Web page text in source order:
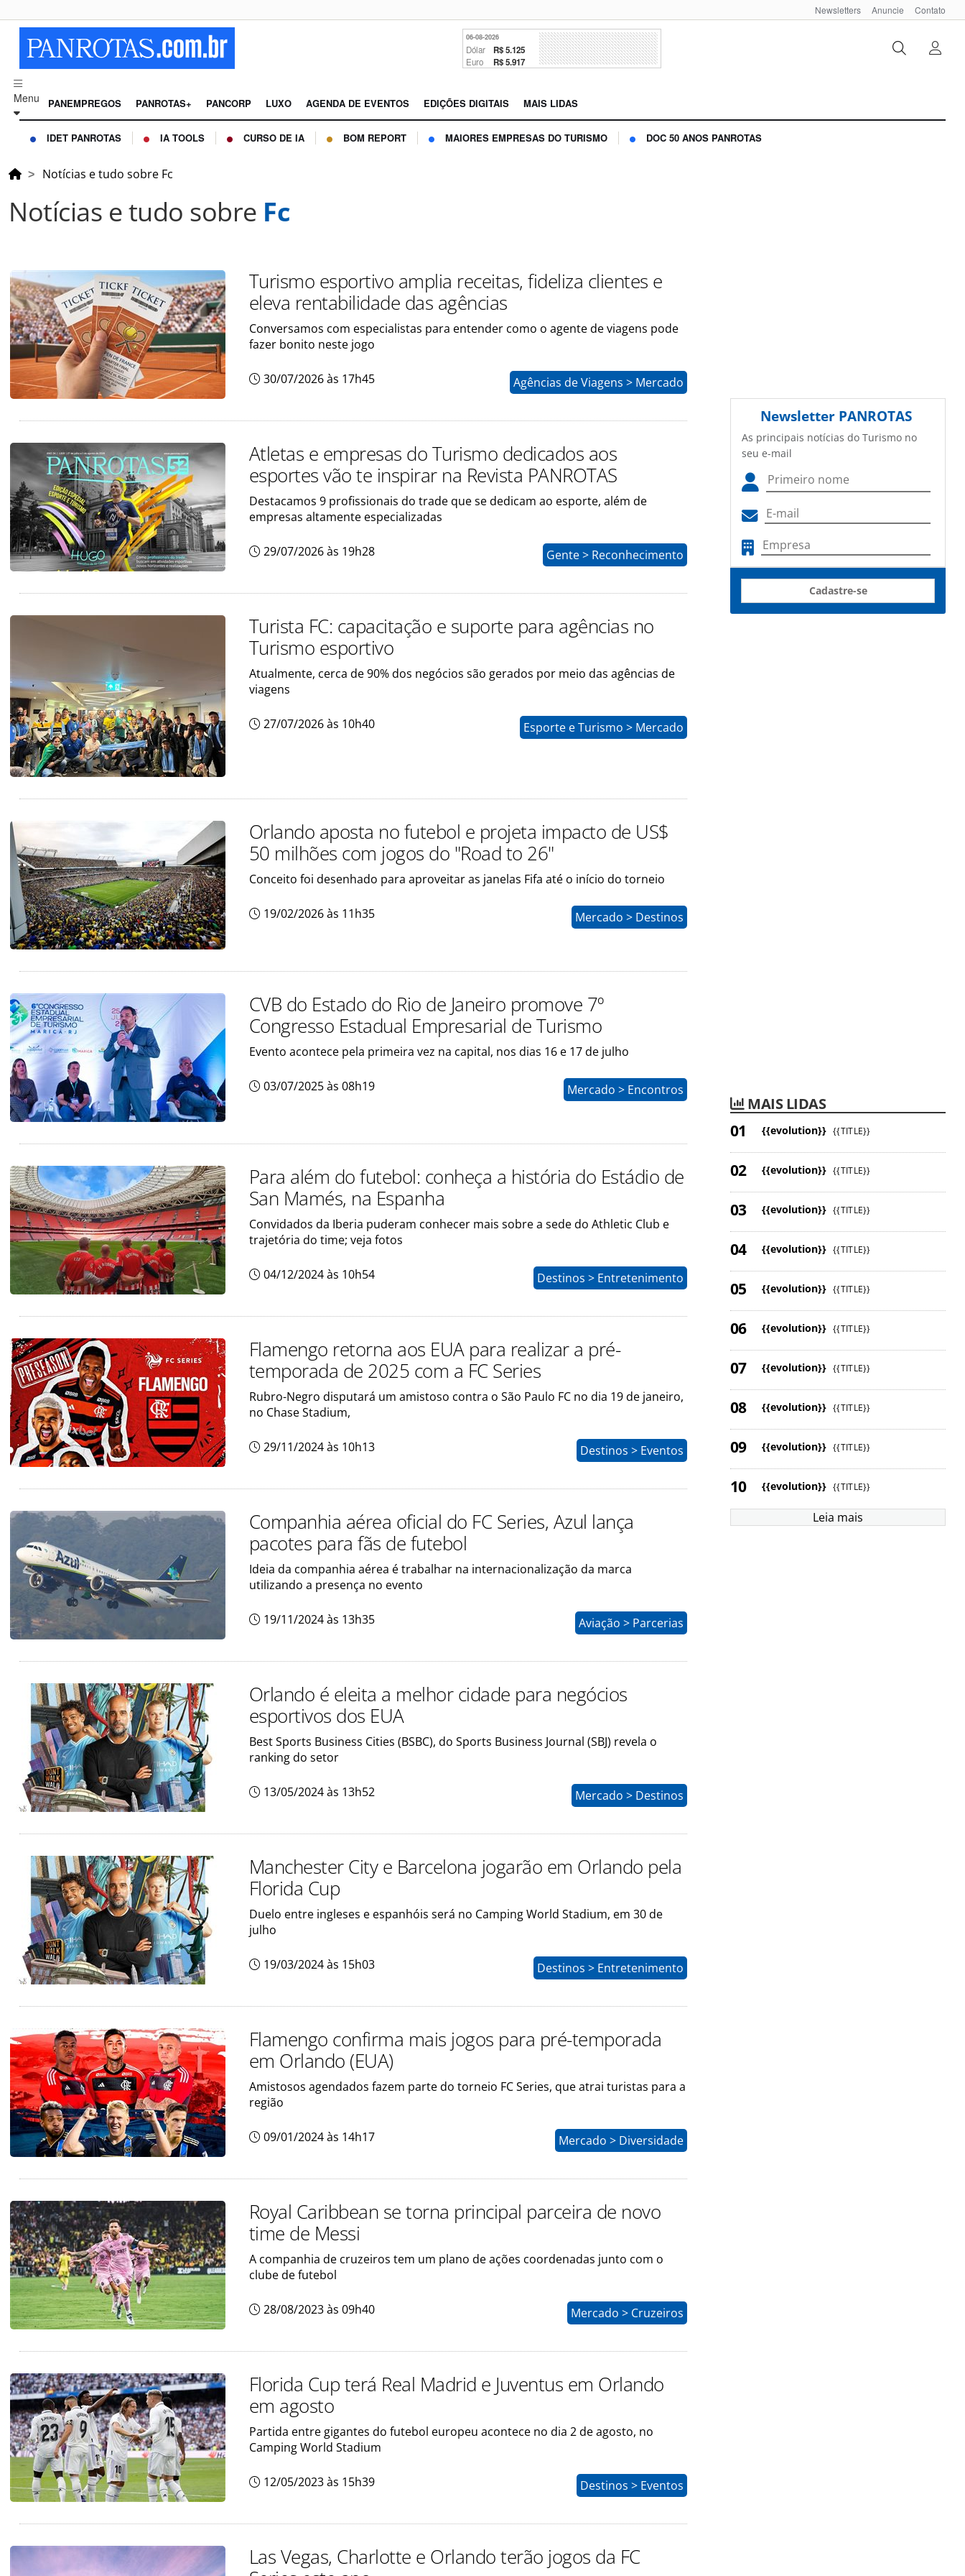
Newsletters Anuncie Contato
06-08-2026
Dólar R$ 5.125
Euro R$ 5.917
Menu PANEMPREGOS PANROTAS+ PANCORP LUXO AGENDA DE EVENTOS EDIÇÕES DIGITAIS MAIS LIDAS
IDET PANROTAS IA TOOLS CURSO DE IA BOM REPORT MAIORES EMPRESAS DO TURISMO DOC 50 ANOS PANROTAS
Notícias e tudo sobre Fc
Notícias e tudo sobre Fc
Turismo esportivo amplia receitas, fideliza clientes e
eleva rentabilidade das agências
Conversamos com especialistas para entender como o agente de viagens pode
fazer bonito neste jogo
30/07/2026 às 17h45 Agências de Viagens > Mercado
Atletas e empresas do Turismo dedicados aos
esportes vão te inspirar na Revista PANROTAS
Destacamos 9 profissionais do trade que se dedicam ao esporte, além de
empresas altamente especializadas
29/07/2026 às 19h28 Gente > Reconhecimento
Turista FC: capacitação e suporte para agências no
Turismo esportivo
Atualmente, cerca de 90% dos negócios são gerados por meio das agências de
viagens
27/07/2026 às 10h40 Esporte e Turismo > Mercado
Orlando aposta no futebol e projeta impacto de US$
50 milhões com jogos do "Road to 26"
Conceito foi desenhado para aproveitar as janelas Fifa até o início do torneio
19/02/2026 às 11h35 Mercado > Destinos
CVB do Estado do Rio de Janeiro promove 7º
Congresso Estadual Empresarial de Turismo
Evento acontece pela primeira vez na capital, nos dias 16 e 17 de julho
03/07/2025 às 08h19 Mercado > Encontros
Para além do futebol: conheça a história do Estádio de
San Mamés, na Espanha
Convidados da Iberia puderam conhecer mais sobre a sede do Athletic Club e
trajetória do time; veja fotos
04/12/2024 às 10h54 Destinos > Entretenimento
Flamengo retorna aos EUA para realizar a pré-
temporada de 2025 com a FC Series
Rubro-Negro disputará um amistoso contra o São Paulo FC no dia 19 de janeiro,
no Chase Stadium,
29/11/2024 às 10h13 Destinos > Eventos
Companhia aérea oficial do FC Series, Azul lança
pacotes para fãs de futebol
Ideia da companhia aérea é trabalhar na internacionalização da marca
utilizando a presença no evento
19/11/2024 às 13h35 Aviação > Parcerias
Orlando é eleita a melhor cidade para negócios
esportivos dos EUA
Best Sports Business Cities (BSBC), do Sports Business Journal (SBJ) revela o
ranking do setor
13/05/2024 às 13h52 Mercado > Destinos
Manchester City e Barcelona jogarão em Orlando pela
Florida Cup
Duelo entre ingleses e espanhóis será no Camping World Stadium, em 30 de
julho
19/03/2024 às 15h03 Destinos > Entretenimento
Flamengo confirma mais jogos para pré-temporada
em Orlando (EUA)
Amistosos agendados fazem parte do torneio FC Series, que atrai turistas para a
região
09/01/2024 às 14h17 Mercado > Diversidade
Royal Caribbean se torna principal parceira de novo
time de Messi
A companhia de cruzeiros tem um plano de ações coordenadas junto com o
clube de futebol
28/08/2023 às 09h40 Mercado > Cruzeiros
Florida Cup terá Real Madrid e Juventus em Orlando
em agosto
Partida entre gigantes do futebol europeu acontece no dia 2 de agosto, no
Camping World Stadium
12/05/2023 às 15h39 Destinos > Eventos
Las Vegas, Charlotte e Orlando terão jogos da FC
Newsletter PANROTAS
As principais notícias do Turismo no
seu e-mail
Cadastre-se
MAIS LIDAS
{{evolution}} {{TITLE}}
{{evolution}} {{TITLE}}
{{evolution}} {{TITLE}}
{{evolution}} {{TITLE}}
{{evolution}} {{TITLE}}
{{evolution}} {{TITLE}}
{{evolution}} {{TITLE}}
{{evolution}} {{TITLE}}
{{evolution}} {{TITLE}}
{{evolution}} {{TITLE}}
Leia mais